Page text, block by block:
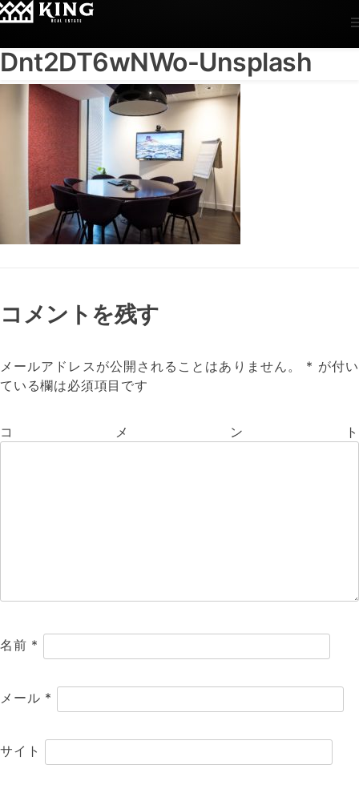
Arlington-Research-
Dnt2DT6wNWo-Unsplash
コメントを残す
メールアドレスが公開されることはありません。 * が付い
ている欄は必須項目です
コメント
名前 *
メール *
サイト